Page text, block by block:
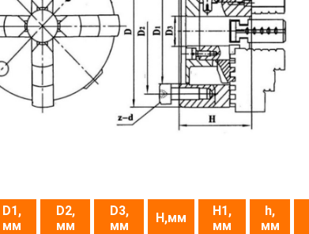
D1,
мм
D2,
мм
D3,
мм
H,мм
H1,
мм
h,
мм